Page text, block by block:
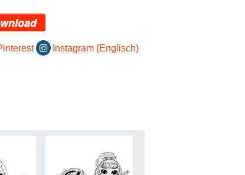
Instagram (Englisch)